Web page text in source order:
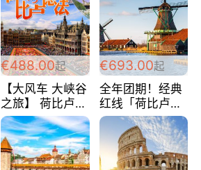
€488.00起
【大风车 大峡谷
之旅】 荷比卢德
法 巴黎上下 经
典五国四日游
488欧/人
€693.00起
全年团期！经典
红线「荷比卢德
法」七天循环 五
国 仅售99欧/人/
天！巴黎上下！
包拼房~